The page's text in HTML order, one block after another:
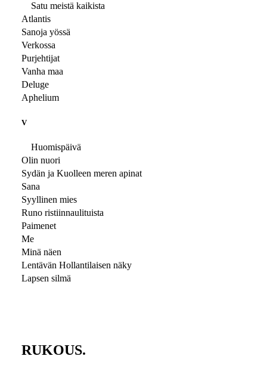
Satu meistä kaikista
Atlantis
Sanoja yössä
Verkossa
Purjehtijat
Vanha maa
Deluge
Aphelium
V
Huomispäivä
Olin nuori
Sydän ja Kuolleen meren apinat
Sana
Syyllinen mies
Runo ristiinnaulituista
Paimenet
Me
Minä näen
Lentävän Hollantilaisen näky
Lapsen silmä
RUKOUS.